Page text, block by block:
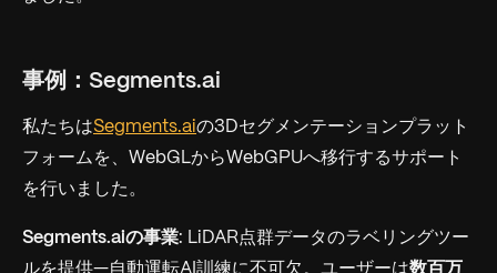
事例：Segments.ai
私たちはSegments.aiの3Dセグメンテーションプラット
フォームを、WebGLからWebGPUへ移行するサポート
を行いました。
Segments.aiの事業: LiDAR点群データのラベリングツー
ルを提供—自動運転AI訓練に不可欠。ユーザーは数百万